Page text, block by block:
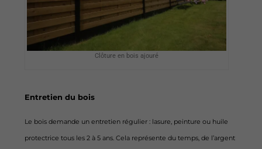
Clôture en bois ajouré
Entretien du bois
Le bois demande un entretien régulier : lasure, peinture ou huile
protectrice tous les 2 à 5 ans. Cela représente du temps, de l’argent